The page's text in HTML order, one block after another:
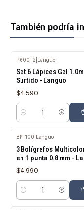
También podría
P600-2 Languo
Set 6 Lápices Gel
Surtido - Languo
$4.590
Cantidad
BP-100 Languo
3 Bolígrafos
en 1 punta 0.8 mm -
$4.990
Cantidad